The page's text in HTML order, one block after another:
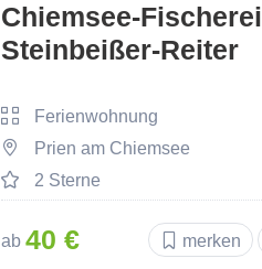
Chiemsee-Fischerei
Steinbeißer-Reiter
Ferienwohnung
Prien am Chiemsee
2 Sterne
ab 40 € merken